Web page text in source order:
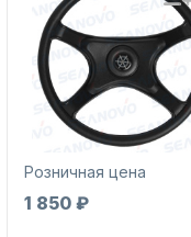
Аксессуары для
катеров
Розничная цена
1 850 ₽